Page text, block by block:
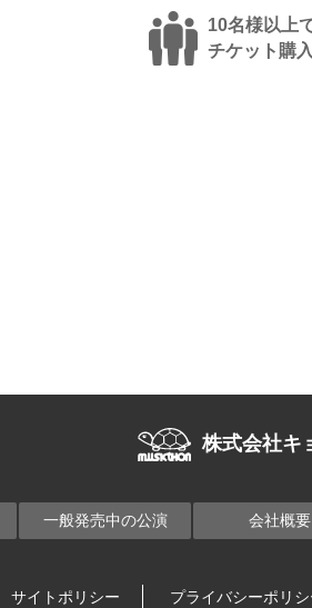
10名様以上
チケット購
株式会社キ
一般発売中の公演 会社概要
サイトポリシー プライバシーポリシ